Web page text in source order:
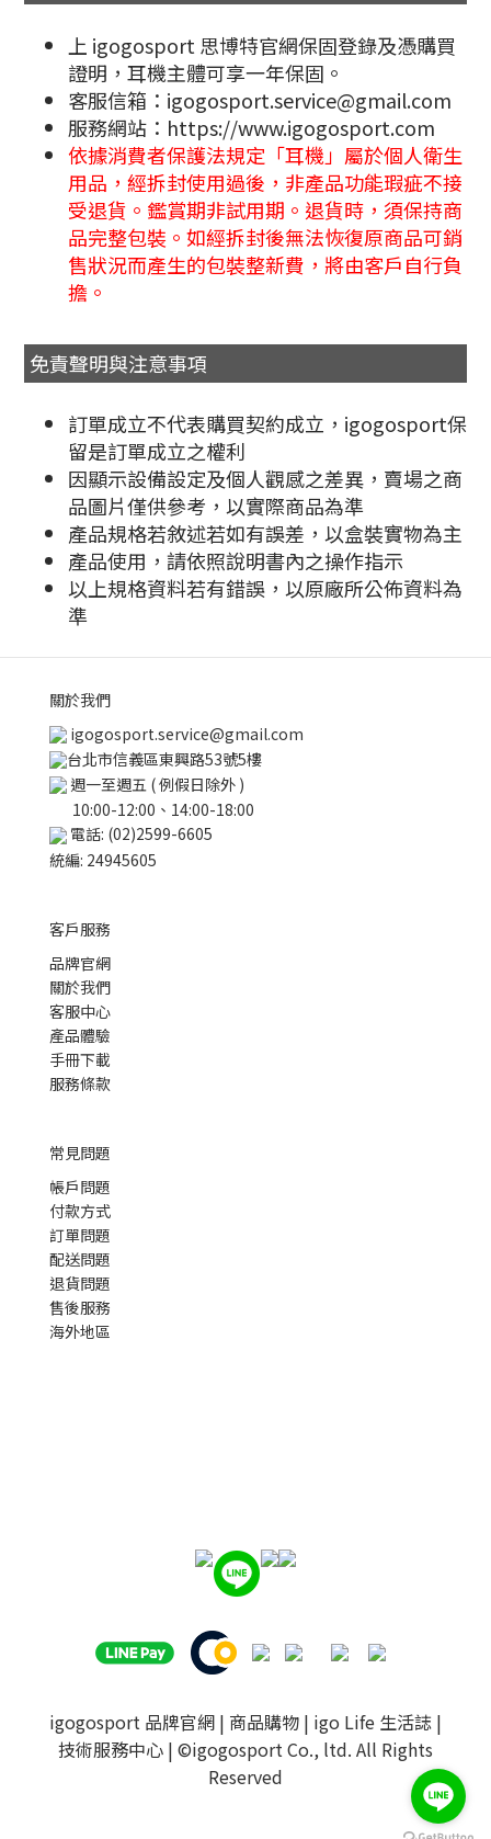
上 igogosport 思博特官網保固登錄及憑購買
證明，耳機主體可享一年保固。
客服信箱：igogosport.service@gmail.com
服務網站：https://www.igogosport.com
依據消費者保護法規定「耳機」屬於個人衛生
用品，經拆封使用過後，非產品功能瑕疵不接
受退貨。鑑賞期非試用期。退貨時，須保持商
品完整包裝。如經拆封後無法恢復原商品可銷
售狀況而產生的包裝整新費，將由客戶自行負
擔。
免責聲明與注意事項
訂單成立不代表購買契約成立，igogosport保
留是訂單成立之權利
因顯示設備設定及個人觀感之差異，賣場之商
品圖片僅供參考，以實際商品為準
產品規格若敘述若如有誤差，以盒裝實物為主
產品使用，請依照說明書內之操作指示
以上規格資料若有錯誤，以原廠所公佈資料為
準
關於我們
igogosport.service@gmail.com
台北市信義區東興路53號5樓
週一至週五 ( 例假日除外 )
10:00-12:00、14:00-18:00
電話: (02)2599-6605
統編: 24945605
客戶服務
品牌官網
關於我們
客服中心
產品體驗
手冊下載
服務條款
常見問題
帳戶問題
付款方式
訂單問題
配送問題
退貨問題
售後服務
海外地區
igogosport 品牌官網 | 商品購物 | igo Life 生活誌 |
技術服務中心 | ©igogosport Co., ltd. All Rights
Reserved